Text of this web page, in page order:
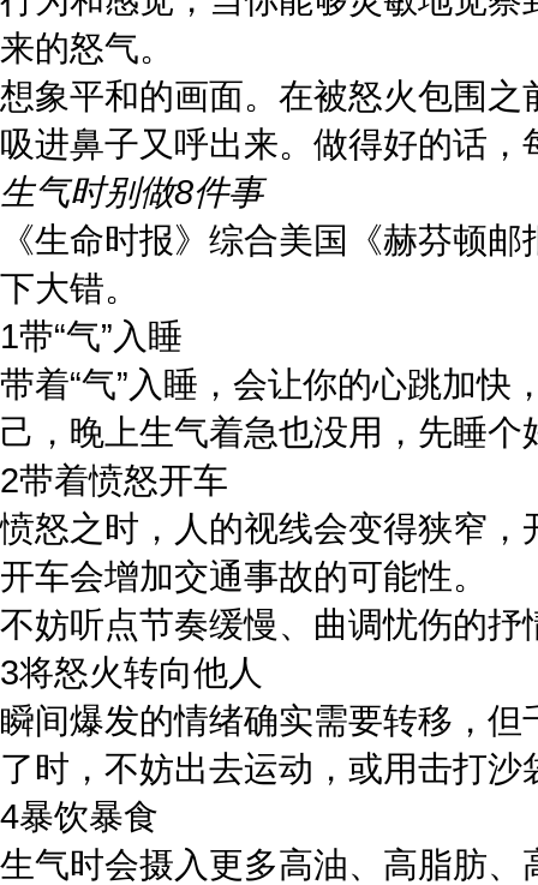
来的怒气。
想象平和的画面。在被怒火包围
吸进鼻子又呼出来。做得好的话
生气时别做8件事
《生命时报》综合美国《赫芬顿
下大错。
1带“气”入睡
带着“气”入睡，会让你的心跳加
己，晚上生气着急也没用，先睡
2带着愤怒开车
愤怒之时，人的视线会变得狭窄
开车会增加交通事故的可能性。
不妨听点节奏缓慢、曲调忧伤的抒
3将怒火转向他人
瞬间爆发的情绪确实需要转移，但
了时，不妨出去运动，或用击打
4暴饮暴食
生气时会摄入更多高油、高脂肪、